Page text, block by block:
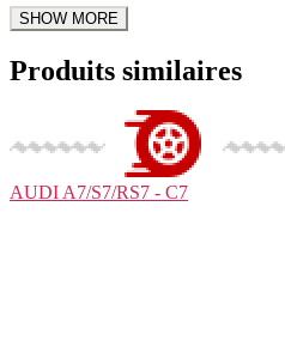
Produits similaires
AUDIA7/S7/RS7 - C7